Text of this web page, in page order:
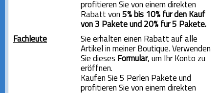
profitieren Sie von einem direkten
Rabatt von 5% bis 10% für den Kauf
von 3 Pakete und 20% für 5 Pakete.
Fachleute
Sie erhalten einen Rabatt auf alle
Artikel in meiner Boutique. Verwenden
Sie dieses Formular, um Ihr Konto zu
eröffnen.
Kaufen Sie 5 Perlen Pakete und
profitieren Sie von einem direkten